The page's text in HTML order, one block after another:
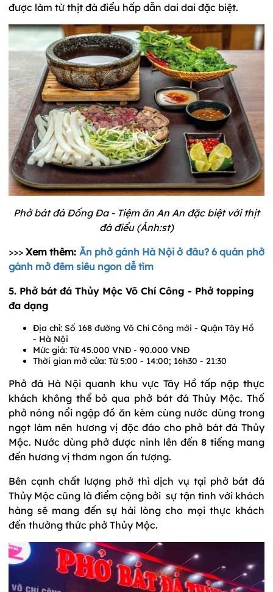
được làm từ thịt đà điểu hấp dẫn dai dai đặc biệt.
Phở bát đá Đống Đa - Tiệm ăn An An đặc biệt với thịt
đà điểu (Ảnh:st)
>>>Xem thêm: Ăn phở gánh Hà Nội ở đâu? 6 quán phở
gánh mở đêm siêu ngon dễ tìm
5. Phở bát đá Thủy Mộc Võ Chí Công - Phở topping
đa dạng
Địa chỉ: Số 168 đường Võ Chí Công mới - Quận Tây Hồ
- Hà Nội
Mức giá: Từ 45.000 VNĐ - 90.000 VNĐ
Thời gian mở cửa: Từ 5:00 - 14:00; 16h30 - 21:30
Phở đá Hà Nội quanh khu vực Tây Hồ tấp nập thực
khách không thể bỏ qua phở bát đá Thủy Mộc. Thố
phở nóng nổi ngập đồ ăn kèm cùng nước dùng trong
ngọt làm nên hương vị độc đáo cho phở bát đá Thủy
Mộc. Nước dùng phở được ninh lên đến 8 tiếng mang
đến hương vị thơm ngon ấn tượng.
Bên cạnh chất lượng phở thì dịch vụ tại phở bát đá
Thủy Mộc cũng là điểm cộng bởi sự tận tình với khách
hàng sẽ mang đến sự hài lòng cho mọi thực khách
đến thưởng thức phở Thủy Mộc.